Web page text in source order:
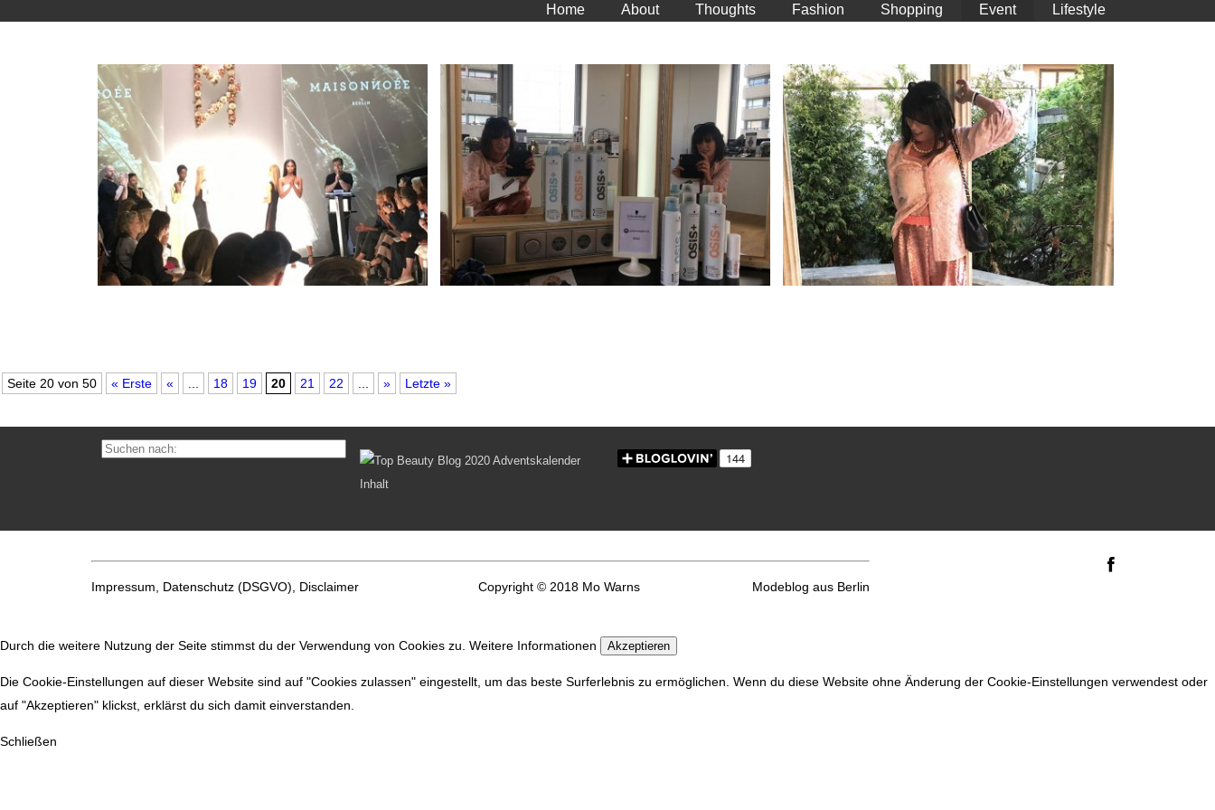
Home About Thoughts Fashion Shopping Event Lifestyle
MBFWB Maisonnoée Show 2020
Seite 20 von 50 « Erste « ... 18 19 20 21 22 ... » Letzte »
Impressum, Datenschutz (DSGVO), Disclaimer Copyright © 2018 Mo Warns Modeblog aus Berlin
Durch die weitere Nutzung der Seite stimmst du der Verwendung von Cookies zu. Weitere Informationen Akzeptieren
Die Cookie-Einstellungen auf dieser Website sind auf "Cookies zulassen" eingestellt, um das beste Surferlebnis zu ermöglichen. Wenn du diese Website ohne Änderung der Cookie-Einstellungen verwendest oder
auf "Akzeptieren" klickst, erklärst du sich damit einverstanden.
Schließen